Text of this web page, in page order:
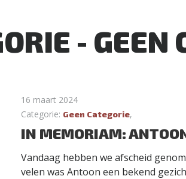
- GEEN
16 maart 2024
Categorie: Geen Categorie,
IN MEMORIAM:
Vandaag hebben we afscheid
velen was Antoon een bekend